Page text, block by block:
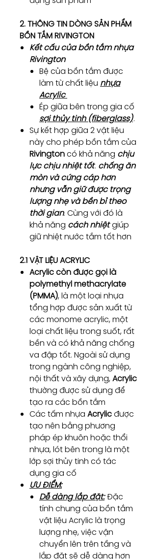
2. THÔNG TIN DÒNG SẢN PHẨM
BỒN TẮM RIVINGTON
Kết cấu của bồn tắm nhựa
Rivington
Bệ của bồn tắm được
làm từ chất liệu nhựa
Acrylic
Ép giữa bên trong gia cố
sợi thủy tinh (fiberglass).
Sự kết hợp giữa 2 vật liệu
này cho phép bồn tắm của
Rivingtoncó khả năng chịu
lực chịu nhiệt tốt. chống ăn
mòn và cứng cáp hơn
nhưng vẫn giữ được trọng
lượng nhẹ và bền bỉ theo
thời gian. Cùng với đó là
khả năng cách nhiệtgiúp
giữ nhiệt nước tắm tốt hơn
2.1 VẬT LIỆU ACRYLIC
Acrylic còn được gọi là
polymethyl methacrylate
(PMMA), là một loại nhựa
tổng hợp được sản xuất từ
các monome acrylic, một
loại chất liệu trong suốt, rất
bền và có khả năng chống
va đập tốt. Ngoài sử dụng
trong ngành công nghiệp,
nội thất và xây dựng,Acrylic
thường được sử dụng để
tạo ra các bồn tắm
Các tấm nhựa Acrylicđược
tạo nên bằng phương
pháp ép khuôn hoặc thổi
nhựa, lót bên trong là một
lớp sợi thủy tinh có tác
dụng gia cố
ƯU ĐIỂM:
Dễ dàng lắp đặt:Đặc
tính chung của bồn tắm
vật liệu Acrylic là trọng
lượng nhẹ, việc vận
chuyển lên trên tầng và
lắp đặt sẽ dễ dàng hơn